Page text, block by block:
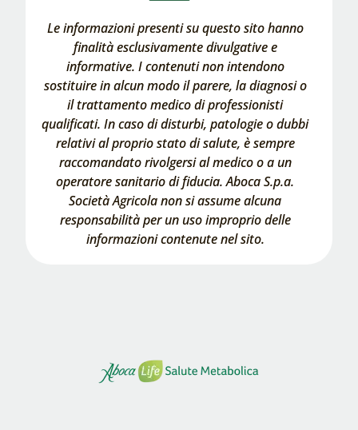
Le informazioni presenti su questo sito hanno
finalità esclusivamente divulgative e
informative. I contenuti non intendono
sostituire in alcun modo il parere, la diagnosi o
il trattamento medico di professionisti
qualificati. In caso di disturbi, patologie o dubbi
relativi al proprio stato di salute, è sempre
raccomandato rivolgersi al medico o a un
operatore sanitario di fiducia. Aboca S.p.a.
Società Agricola non si assume alcuna
responsabilità per un uso improprio delle
informazioni contenute nel sito.